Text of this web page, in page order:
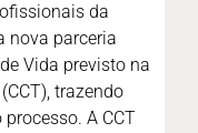
da
nova parceria
Vida previsto na
trazendo
A CCT